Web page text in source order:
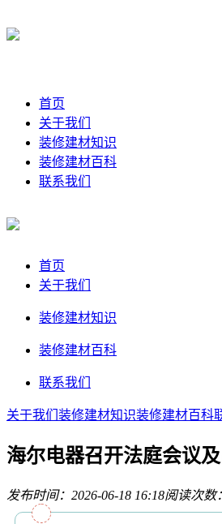
首页
关于我们
装修建材知识
装修建材百科
联系我们
首页
关于我们
装修建材知识
装修建材百科
联系我们
关于我们 装修建材知识装修建材百科
海尔电器召开法庭会议
发布时间：2026-06-18 16:18阅读次数